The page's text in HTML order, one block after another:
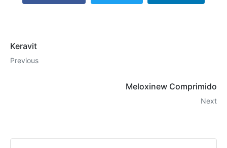
Keravit
Previous
Meloxinew Comprimido
Next